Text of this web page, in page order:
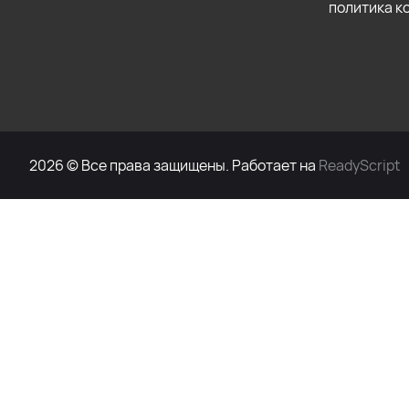
политика
2026 © Все права защищены. Работает на ReadyScript